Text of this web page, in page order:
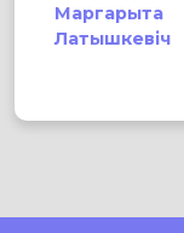
Маргарыта
Латышкевіч